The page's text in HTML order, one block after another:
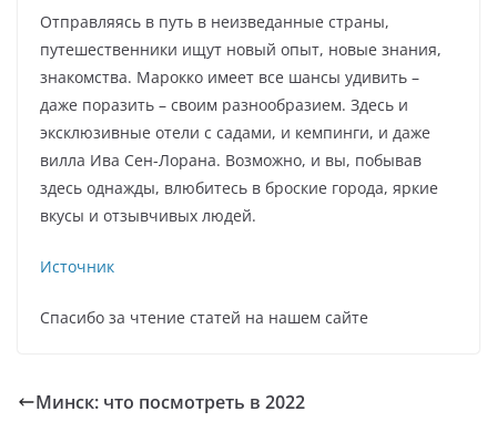
Отправляясь в путь в неизведанные страны,
путешественники ищут новый опыт, новые знания,
знакомства. Марокко имеет все шансы удивить –
даже поразить – своим разнообразием. Здесь и
эксклюзивные отели с садами, и кемпинги, и даже
вилла Ива Сен-Лорана. Возможно, и вы, побывав
здесь однажды, влюбитесь в броские города, яркие
вкусы и отзывчивых людей.
Источник
Спасибо за чтение статей на нашем сайте
Минск: что посмотреть в 2022